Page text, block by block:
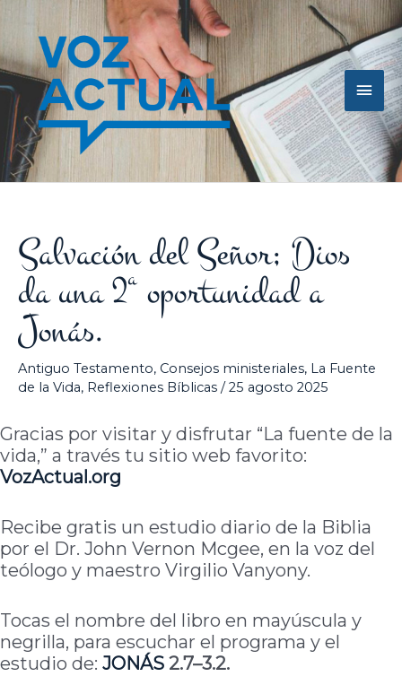
contenido
Salvación del Señor; Dios
da una 2ª oportunidad a
Jonás.
Antiguo Testamento, Consejos ministeriales, La Fuente
de la Vida, Reflexiones Bíblicas /25 agosto 2025
Gracias por visitar y disfrutar “La fuente de la
vida,” a través tu sitio web favorito:
VozActual.org
Recibe gratis un estudio diario de la Biblia
por el Dr. John Vernon Mcgee, en la voz del
teólogo y maestro Virgilio Vanyony.
Tocas el nombre del libro en mayúscula y
negrilla, para escuchar el programa y el
estudio de: JONÁS 2.7–3.2.